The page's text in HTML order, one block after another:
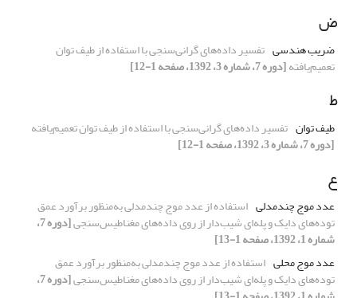
ض
ضریب هندسی تفسیر داده‌‌های گرانی‌سنجی با استفاده از طیف توان
تعمیم‌یافته[دوره 7، شماره 3، 1392، صفحه 1-12]
ط
طیف توان تفسیر داده‌‌های گرانی‌سنجی با استفاده از طیف توان تعمیم‌یافته
[دوره 7، شماره 3، 1392، صفحه 1-12]
ع
عدد موج چندمدلی استفاده از عدد موج چند‌‌مدلی به‌‌منظور برآورد عمق
توده‌های دایک و پله‌ای شیب‌دار از روی داده‌های مغناطیس‌سنجی [دوره 7،
شماره 1، 1392، صفحه 1-13]
عدد موج محلی استفاده از عدد موج چند‌‌مدلی به‌‌منظور برآورد عمق
توده‌های دایک و پله‌ای شیب‌دار از روی داده‌های مغناطیس‌سنجی [دوره 7،